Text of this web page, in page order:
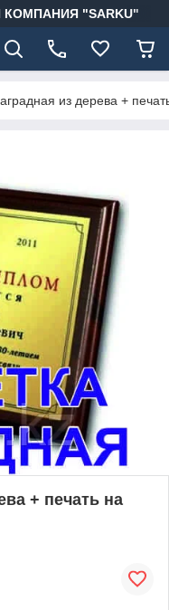
"SARKU"
из дерева +
+ печать на